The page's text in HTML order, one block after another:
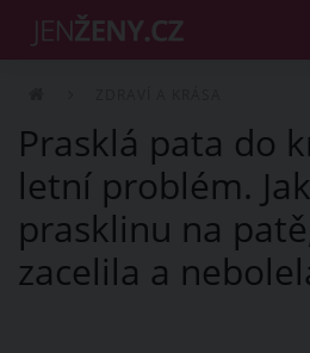
Prasklá pata do
letní problém.
prasklinu na
zacelila a